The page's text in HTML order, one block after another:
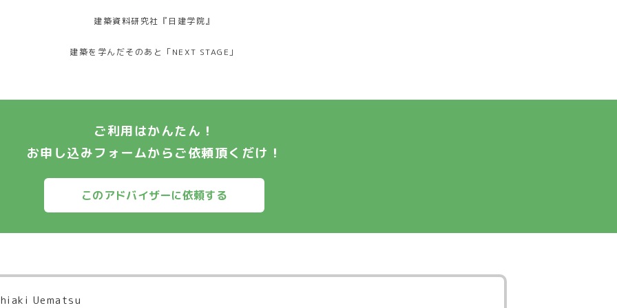
建築資料研究社『日建学院』
建築を学んだそのあと「NEXT STAGE」
ご利用はかんたん！
お申し込みフォームからご依頼頂くだけ！
Uematsu